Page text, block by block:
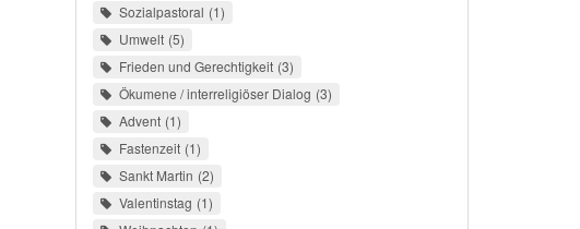
Sozialpastoral 1
Umwelt 5
Frieden und Gerechtigkeit 3
Ökumene / interreligiöser Dialog 3
Advent 1
Fastenzeit 1
Sankt Martin 2
Valentinstag 1